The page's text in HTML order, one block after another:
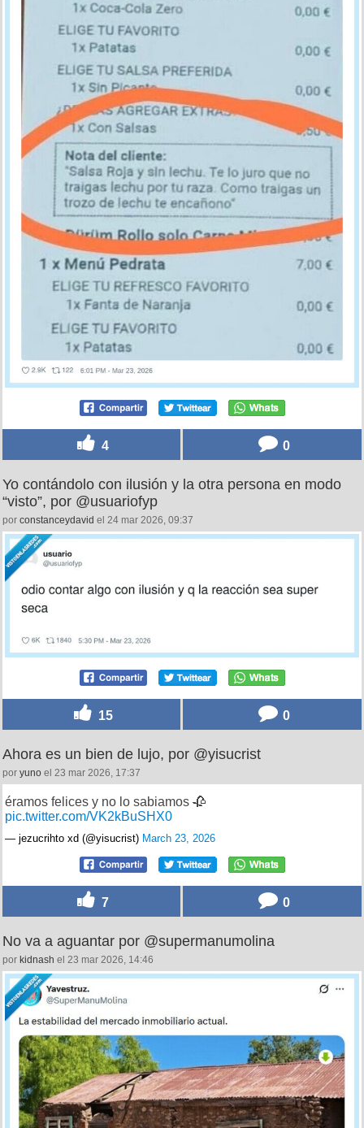
4 0
Yo contándolo con ilusión y la otra persona en modo
“visto”, por @usuariofyp
por constanceydavid el 24 mar 2026, 09:37
15 0
Ahora es un bien de lujo, por @yisucrist
por yuno el 23 mar 2026, 17:37
éramos felices y no lo sabiamos 🥀
pic.twitter.com/VK2kBuSHX0
— jezucrihto xd (@yisucrist) March 23, 2026
7 0
No va a aguantar por @supermanumolina
por kidnash el 23 mar 2026, 14:46